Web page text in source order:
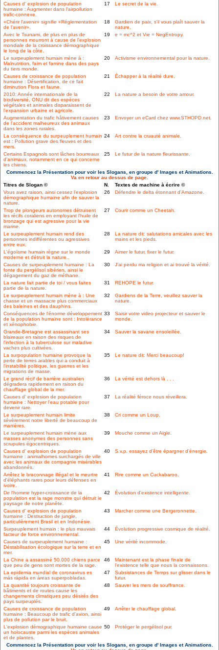
Causes d' explosion de population
humaine : Augmenter dans l'airpollution
trafic-connexe.
17 Le secret de la vie.
«Chérir l'avenir» signifie «Réglementation
de l'avenir».
18
Gardien de paix, s'il vous plaît sauver la
nature.
Avec le Tsunami, de plus en plus de
personnes mourront à cause de l'explosion
mondiale de la croissance démographique
le long de la côte.
19 e = mc^2 et Vie = NegEntropy.
Le surpeuplement humain mène à :
Malnutrition, faim et famine dans des pays
du tiers monde.
20 Activisme environnemental pour la nature.
Causes de croissance de population
humaine : Désertification, de ce fait
diminution Flora et faune.
21 Échapper à la réalité dure.
2010: Année internationale de la
biodiversité. ONU dit des espèces
végétales et animales disparaissent de
l'expansion urbaine et agricole.
22 La nature a besoin de votre amour.
Augmentation du trafic hâtivement causes
de l'accident malheureux des animaux
dans les zones rurales.
23 Envoyer un eCard chez www.STHOPD.net.
La conséquence du surpeuplement humain
est : Pollution grave des fleuves et des
mers.
24 Art contre la cruauté animale.
Certains Espagnols sont lâches bourreaux
d'animaux, notamment en ce qui concerne
les chiens.
25 Le futur de la nature fleurissante.
Commencez la Présentation pour voir les Slogans, en groupe d' Images et Animations.
Va en retour au dessus de page.
Titres de Slogan ©
N.
Textes de machine à écrire ©
Vous avez raison, ainsi cessez l'explosion
démographique humaine afin de sauver la
nature.
26 Défendre le delta étonnant d'Amazone.
Trop de plongeurs autonomes détruisent
les récifs coraliens en employant l'huile de
bronzage qui est agressive pour la vie
marine.
27 Courir comme un Cheetah.
Le surpeuplement humain rend des
personnes indifférentes ou agressives
entre eux.
28
La nature dit: salutations amicales avec les
mains et les pieds.
L'égoïsme humain règne sur le monde
moderne et détruit la nature..
29 Aimer le futur, fixer le futur.
Causes de surpeuplement humaine : La
fonte du pergélisol sibérien, ainsi le
dégagement du gaz de méthane.
30 J'ai perdu ma religion et ai trouvé la vérité.
La nature fait partie de toi / vous faites
partie de la nature.
31 REHOPE le futur.
Le surpeuplement humain mène à : Une
chasse et un massacre plus commerciaux
des baleines et des dauphins.
32
Gardiens de la Terre, veuillez sauver la
nature.
Conséquences de l'énorme développement
de la population humaine sont : Intolérance
et xénophobie.
33
Saisir votre video projecteur et sauver le
monde.
Grande-Bretagne est assassinant ses
blaireaux en raison des risques de
l'infection à la tuberculose sur maladive
vaches plus cultivées.
34 Sauver la savane ensoleillée.
La surpopulation humaine provoque la
perte de terres arables qui a conduit à
l'instabilité politique, les guerres et les
migrations de masse.
35 Le nature dit: Merci beaucoup!
Le grand récif de barrière australien
dégradera rapidement en raison du
chauffage global de la mer.
36 La vérité est dehors là . . .
Causes d' explosion de population
humaine : Nettoyer l'eau potable pour
devenir rare.
37 La réalité féroce nous réveillera.
Le surpeuplement humain limite
sévèrement notre liberté de beaucoup de
manières.
38 Cri comme un Loup.
Le surpeuplement humain mène aux
masses anonymes des personnes sans
scrupules égocentriques.
39 Mouche comme un Aigle.
Causes d' explosion de population
humaine : animalhomes surchargés de ville
avec les animaux de compagnie misérables
abandonnés.
40 S.v.p. essayez d'être épargner d'énergie.
Arrêtez le braconnage illégal et le meurtre
d'éléphants rares pour leurs défenses en
ivoire.
41 Rire comme un Cuckabaroo.
De l'homme hyper-croissance de la
population est la rage monstre qui détruit le
paysage de notre planète.
42 Évolution d'existence intelligente.
Causes d' explosion de population
humaine : Destruction de jungle,
particulièrement Brasil et en Indonésie.
43 Marcher comme une Bergeronnette.
Surpeuplement humain : le plus mauvais
facteur de force environnemental.
44 Évolution progressive cosmique de réalité.
Causes de surpeuplement humaine :
Déstabilisation écologique sur la terre et en
mer.
45 Une vérité incommode.
La Chine a assassiné 50.000 chiens parce
que peu de gens sont mortes de la rage.
46
Maintenant est la phase finale de
l'existence telle que nous la connaissons.
La epidemia mundial de coronavirus es
más rápida en áreas superpobladas.
47
Subsistances de Temps sur glisser dans le
futur.
La quantité toujours croissante de
bâtiments et de routes cause les
changements climatiques peu désirés des
pays surpeuplés.
48 Sauver les mers de souffrance.
Causes de croissance de population
humaine : Beaucoup de trafic d'avion, ainsi
plus de pollution par le bruit.
49 Arrêter le chauffage global.
L'explosion démographique humaine cause
un holocauste parmi les espèces animales
et de plantes.
50 Protéger le pergélisol pur.
Commencez la Présentation pour voir les Slogans, en groupe d' Images et Animations.